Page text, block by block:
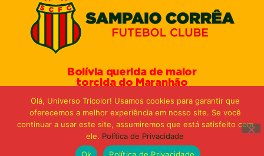
Bolívia querida de maior
torcida do Maranhão
Turu Velho – São Luís-MA – CEP: 65066-320
Email: marketing@sampaiocorreafc.com.br
© 2021 • Sampaio Corrêa Futebol Clube
Web Design: MP Marketing, Promo e Digital
Olá, Universo Tricolor! Usamos cookies para garantir que
oferecemos a melhor experiência em nosso site. Se você
continuar a usar este site, assumiremos que está satisfeito com
ele. Política de Privacidade
Ok
Política de Privacidade